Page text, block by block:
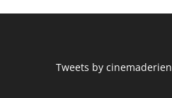
Tweets by cinemaderien